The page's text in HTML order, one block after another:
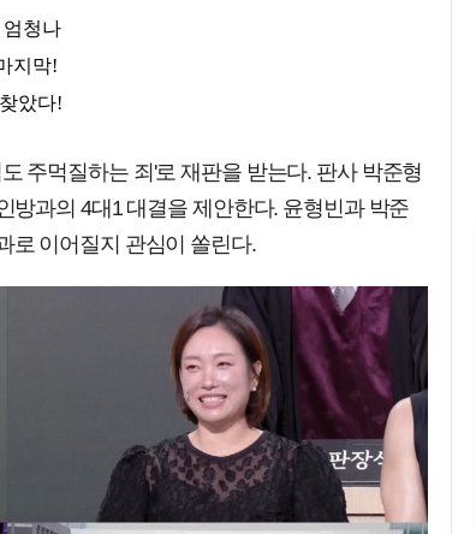
주먹질하는 죄'로 재판을 받는다. 판사 박준형
방과의 4대1 대결을 제안한다. 윤형빈과 박준
로 이어질지 관심이 쏠린다.